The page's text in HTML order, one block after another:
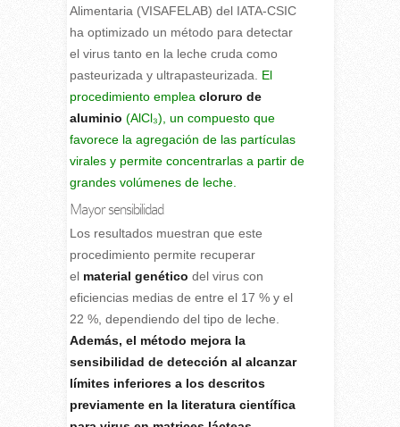
Alimentaria (VISAFELAB) del IATA-CSIC
ha optimizado un método para detectar
el virus tanto en la leche cruda como
pasteurizada y ultrapasteurizada. El
procedimiento emplea cloruro de
aluminio (AlCl₃), un compuesto que
favorece la agregación de las partículas
virales y permite concentrarlas a partir de
grandes volúmenes de leche.
Mayor sensibilidad
Los resultados muestran que este
procedimiento permite recuperar
el material genético del virus con
eficiencias medias de entre el 17 % y el
22 %, dependiendo del tipo de leche.
Además, el método mejora la
sensibilidad de detección al alcanzar
límites inferiores a los descritos
previamente en la literatura científica